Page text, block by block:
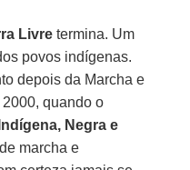
Livre termina. Um
povos indígenas.
depois da Marcha e
quando o
Negra e
marcha e